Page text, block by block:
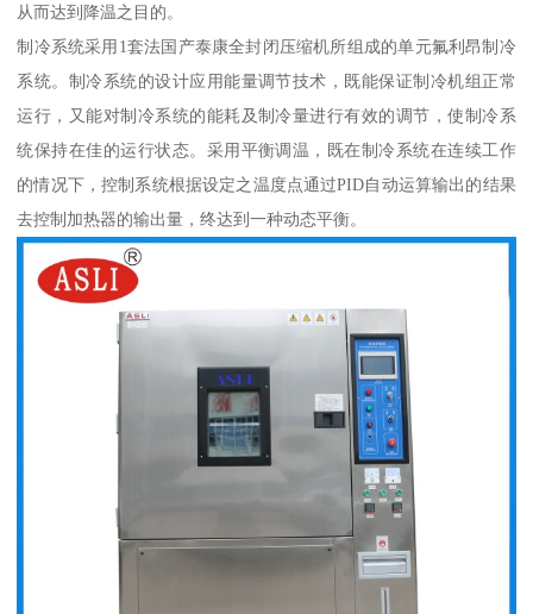
从而达到降温之目的。
制冷系统采用1套法国产泰康全封闭压缩机所组成的单元氟利昂制冷
系统。制冷系统的设计应用能量调节技术，既能保证制冷机组正常
运行，又能对制冷系统的能耗及制冷量进行有效的调节，使制冷系
统保持在佳的运行状态。采用平衡调温，既在制冷系统在连续工作
的情况下，控制系统根据设定之温度点通过PID自动运算输出的结果
去控制加热器的输出量，终达到一种动态平衡。